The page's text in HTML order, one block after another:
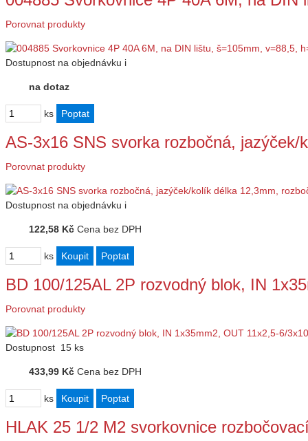
Porovnat produkty
Dostupnost na objednávku i
na dotaz
ks
AS-3x16 SNS svorka rozbočná,
Porovnat produkty
Dostupnost na objednávku i
122,58 Kč Cena bez DPH
ks
BD 100/125AL 2P rozvodný blok, IN
Porovnat produkty
Dostupnost 15 ks
433,99 Kč Cena bez DPH
ks
HLAK 25 1/2 M2 svorkovnice